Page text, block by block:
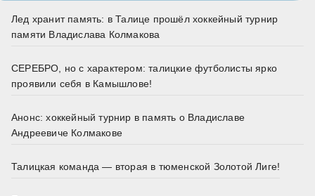
Лед хранит память: в Талице прошёл хоккейный турнир
памяти Владислава Колмакова
СЕРЕБРО, но с характером: талицкие футболисты ярко
проявили себя в Камышлове!
Анонс: хоккейный турнир в память о Владиславе
Андреевиче Колмакове
Талицкая команда — вторая в тюменской Золотой Лиге!